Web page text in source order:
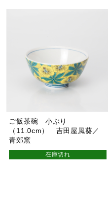
ご飯茶碗 小ぶり
（11.0cm） 吉田屋風葵／
青郊窯
在庫切れ